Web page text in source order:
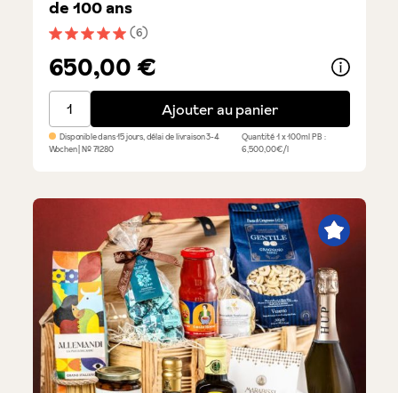
Note moyenne de 5 sur 5 étoiles
(6)
de 100 ans
650,00 €
Giusti Riserva - vinaigre balsamique de 100 ans
Ajouter au panier
Disponible dans 15 jours, délai de livraison 3-4
Wochen| №71280
Quantité1 x 100mlPB :
6,500,00€/l